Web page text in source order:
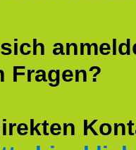
Fragen?